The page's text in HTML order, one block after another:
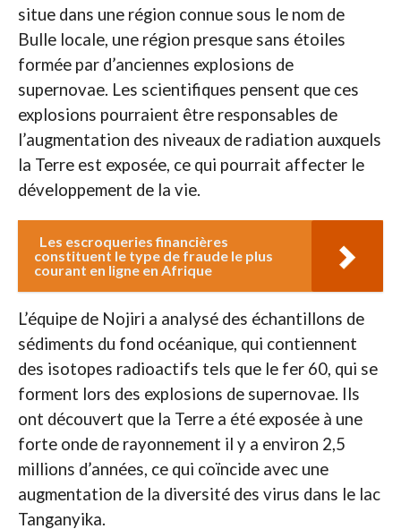
situe dans une région connue sous le nom de
Bulle locale, une région presque sans étoiles
formée par d’anciennes explosions de
supernovae. Les scientifiques pensent que ces
explosions pourraient être responsables de
l’augmentation des niveaux de radiation auxquels
la Terre est exposée, ce qui pourrait affecter le
développement de la vie.
Les escroqueries financières
constituent le type de fraude le plus
courant en ligne en Afrique
L’équipe de Nojiri a analysé des échantillons de
sédiments du fond océanique, qui contiennent
des isotopes radioactifs tels que le fer 60, qui se
forment lors des explosions de supernovae. Ils
ont découvert que la Terre a été exposée à une
forte onde de rayonnement il y a environ 2,5
millions d’années, ce qui coïncide avec une
augmentation de la diversité des virus dans le lac
Tanganyika.